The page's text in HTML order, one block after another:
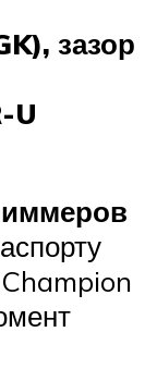
зазор
U
Champion